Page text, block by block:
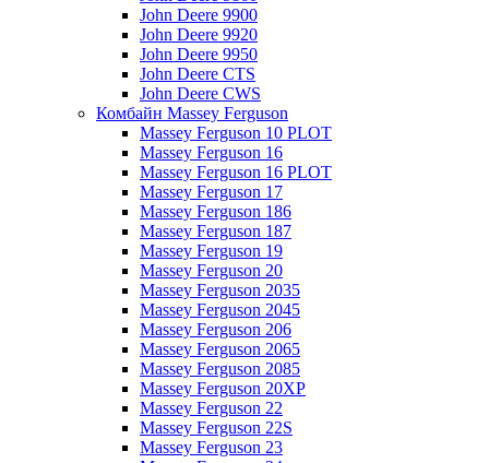
John Deere 9900
John Deere 9920
John Deere 9950
John Deere CTS
John Deere CWS
Комбайн Massey Ferguson
Massey Ferguson 10 PLOT
Massey Ferguson 16
Massey Ferguson 16 PLOT
Massey Ferguson 17
Massey Ferguson 186
Massey Ferguson 187
Massey Ferguson 19
Massey Ferguson 20
Massey Ferguson 2035
Massey Ferguson 2045
Massey Ferguson 206
Massey Ferguson 2065
Massey Ferguson 2085
Massey Ferguson 20XP
Massey Ferguson 22
Massey Ferguson 22S
Massey Ferguson 23